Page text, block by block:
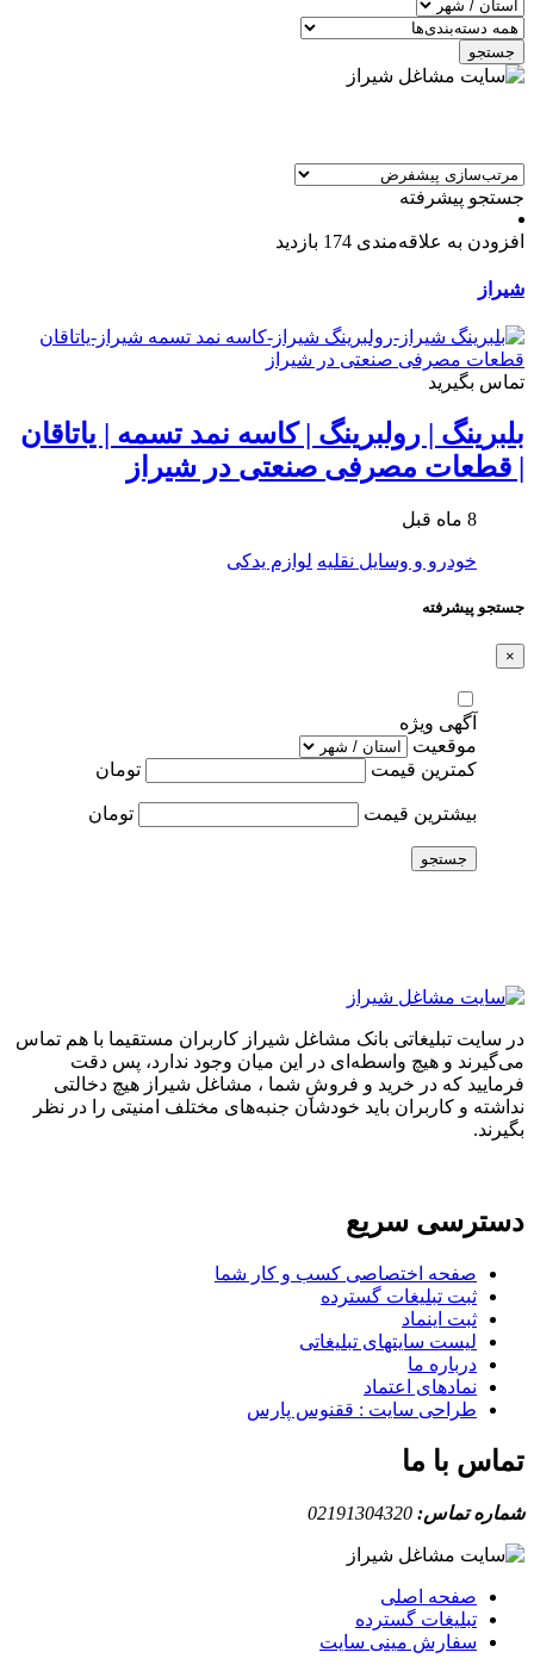
جستجو
جستجو پیشرفته
افزودن به علاقه‌مندی 174 بازدید
شیراز
تماس بگیرید
بلبرینگ | رولبرینگ | کاسه نمد تسمه | یاتاقان
| قطعات مصرفی صنعتی در شیراز
8 ماه قبل
خودرو و وسایل نقلیه لوازم یدکی
جستجو پیشرفته
×
آگهی ویژه
موقعیت
کمترین قیمت
تومان
بیشترین قیمت تومان
جستجو
در سایت تبلیغاتی بانک مشاغل شیراز کاربران مستقیما با هم تماس
می‌گیرند و هیچ واسطه‌ای در این میان وجود ندارد، پس دقت
فرمایید که در خرید و فروشِ شما ، مشاغل شیراز هیچ دخالتی
نداشته و کاربران باید خودشان جنبه‌های مختلف امنیتی را در نظر
بگیرند.
دسترسی سریع
صفحه اختصاصی کسب و کار شما
ثبت تبلیغات گسترده
ثبت اینماد
لیست سایتهای تبلیغاتی
درباره ما
نمادهای اعتماد
طراحی سایت : ققنوس پارس
تماس با ما
شماره تماس: 02191304320
صفحه اصلی
تبلیغات گسترده
سفارش مینی سایت